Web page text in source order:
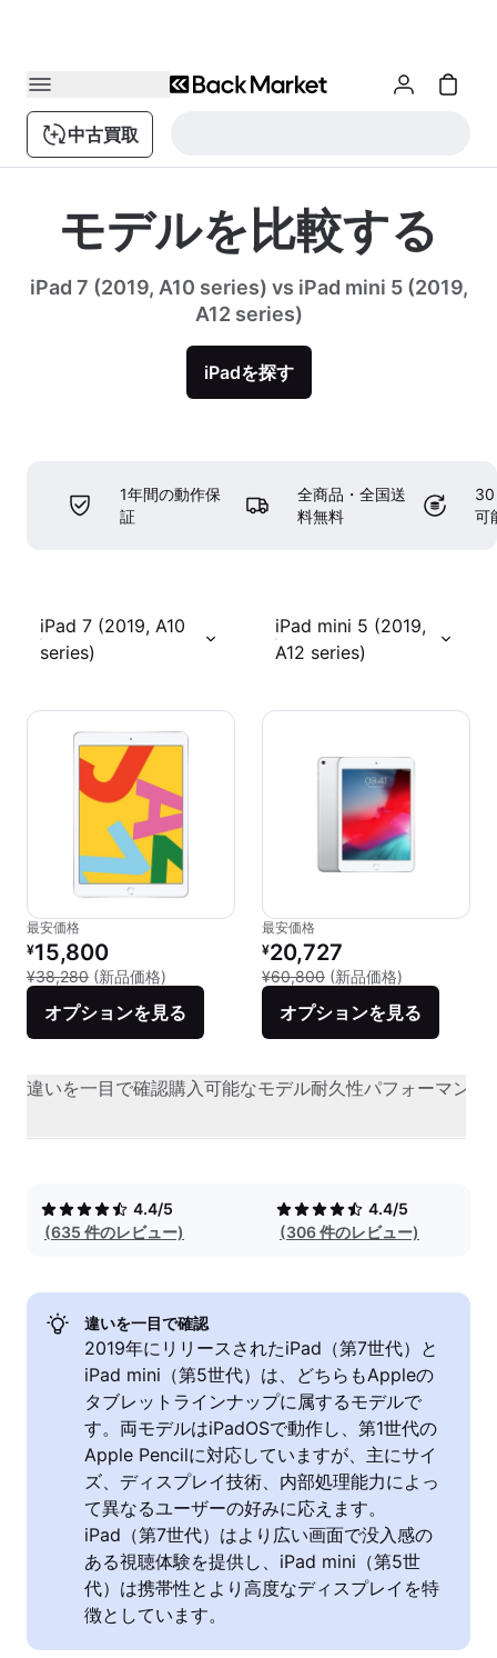
中古買取
モデルを比較する
iPad 7 (2019, A10 series) vs iPad mini 5 (2019,
A12 series)
iPadを探す
1年間の動作保
証
全商品・全国送
料無料
30
可
iPad 7 (2019, A10
series)
iPad mini 5 (2019,
A12 series)
最安価格
リファービッシュ品の価格：
¥15,800
¥38,280 (新品価格) 新品との比較：¥38,280
オプションを見る
最安価格
リファービッシュ品の価格：
¥20,727
¥60,800 (新品価格)
オプションを見る
違いを一目で確認購入可能なモデル耐久性パフォーマンス
4.4/5
(635 件のレビュー)
4.4/5
(306 件のレビュー)
違いを一目で確認
2019年にリリースされたiPad（第7世代）と
iPad mini（第5世代）は、どちらもAppleの
タブレットラインナップに属するモデルで
す。両モデルはiPadOSで動作し、第1世代の
Apple Pencilに対応していますが、主にサイ
ズ、ディスプレイ技術、内部処理能力によっ
て異なるユーザーの好みに応えます。
iPad（第7世代）はより広い画面で没入感の
ある視聴体験を提供し、iPad mini（第5世
代）は携帯性とより高度なディスプレイを特
徴としています。